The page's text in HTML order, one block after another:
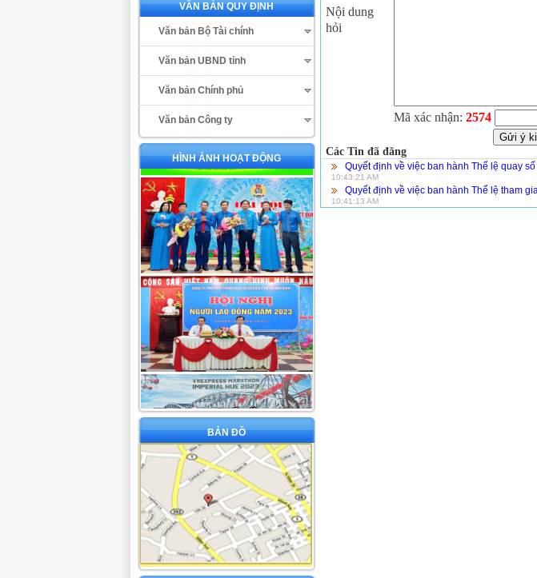
VĂN BẢN QUY ĐỊNH
Văn bản Bộ Tài chính
Văn bản UBND tỉnh
Văn bản Chính phủ
Văn bản Công ty
HÌNH ẢNH HOẠT ĐỘNG
BẢN ĐỒ
Nội dung
hỏi
Mã xác nhận: 2574
Các Tin đã đăng
Quyết định về việc ban hành Thể lệ quay
10:43:21 AM
Quyết định về việc ban hành Thể lệ tham
10:41:13 AM